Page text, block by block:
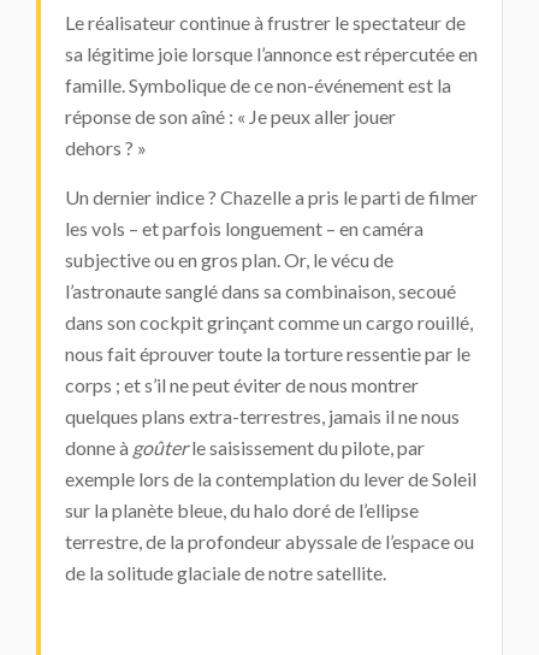
Le réalisateur continue à frustrer le spectateur de
sa légitime joie lorsque l’annonce est répercutée en
famille. Symbolique de ce non-événement est la
réponse de son aîné : « Je peux aller jouer
dehors ? »
Un dernier indice ? Chazelle a pris le parti de filmer
les vols – et parfois longuement – en caméra
subjective ou en gros plan. Or, le vécu de
l’astronaute sanglé dans sa combinaison, secoué
dans son cockpit grinçant comme un cargo rouillé,
nous fait éprouver toute la torture ressentie par le
corps ; et s’il ne peut éviter de nous montrer
quelques plans extra-terrestres, jamais il ne nous
donne à goûterle saisissement du pilote, par
exemple lors de la contemplation du lever de Soleil
sur la planète bleue, du halo doré de l’ellipse
terrestre, de la profondeur abyssale de l’espace ou
de la solitude glaciale de notre satellite.